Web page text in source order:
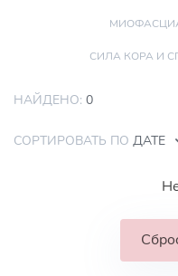
СИЛА КОРА И
НАЙДЕНО: 0
СОРТИРОВАТЬ ПО ДАТЕ